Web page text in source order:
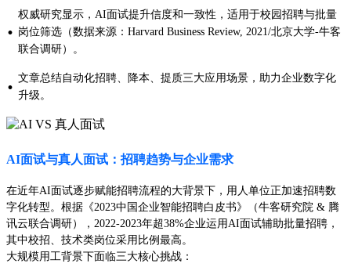
·
权威研究显示，AI面试提升信度和一致性，适用于校园招聘与批量
岗位筛选（数据来源：Harvard Business Review, 2021/北京大学-牛客
联合调研）。
· 文章总结自动化招聘、降本、提质三大应用场景，助力企业数字化
升级。
AI面试与真人面试：招聘趋势与企业需求
在近年AI面试逐步赋能招聘流程的大背景下，用人单位正加速招聘数
字化转型。根据《2023中国企业智能招聘白皮书》（牛客研究院 & 腾
讯云联合调研），2022-2023年超38%企业运用AI面试辅助批量招聘，
其中校招、技术类岗位采用比例最高。
大规模用工背景下面临三大核心挑战：